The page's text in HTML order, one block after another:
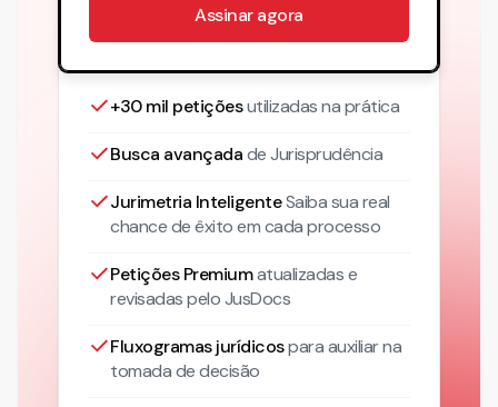
Assinar agora
+30 mil petiçõesutilizadas na prática
Busca avançadade Jurisprudência
Jurimetria InteligenteSaiba sua real
chance de êxito em cada processo
Petições Premiumatualizadase
revisadas pelo JusDocs
Fluxogramas jurídicospara auxiliar na
tomada de decisão